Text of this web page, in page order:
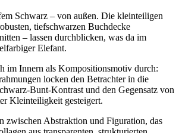
Schwarz – von außen. Die kleinteiligen
tiefschwarzen Buchdecke
– lassen durchblicken, was da im
Elefant.
im Innern als Kompositionsmotiv durch:
locken den Betrachter in die
Bunt-Kontrast und den Gegensatz von
Kleinteiligkeit gesteigert.
zwischen Abstraktion und Figuration, das